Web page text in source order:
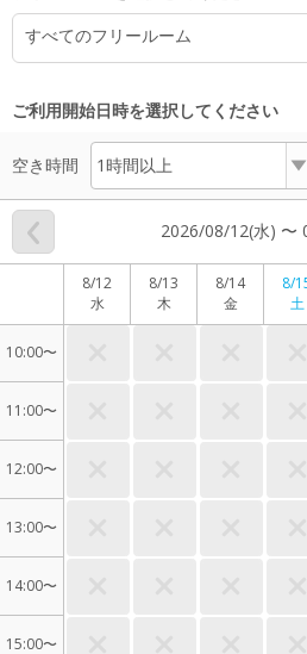
すべてのフリールーム
ご利用開始日時を選択してください
空き時間
2026/08/12(水) 〜
8/12
水
8/13
木
8/14
金
8/
土
10:00〜
11:00〜
12:00〜
13:00〜
14:00〜
15:00〜